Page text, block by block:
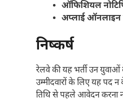
ऑफिशियल
अप्लाई
निष्कर्ष
रेलवे की यह भर्ती उन युवाओं
उम्मीदवारों के लिए यह पद
तिथि से पहले आवेदन करना